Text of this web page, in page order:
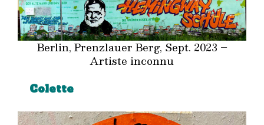
Berlin, Prenzlauer Berg, Sept. 2023 –
Artiste inconnu
Colette